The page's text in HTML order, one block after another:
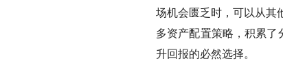
场机会匮乏时，可以从其
多资产配置策略，积累
升回报的必然选择。